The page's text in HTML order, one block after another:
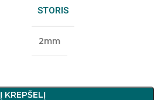
STORIS
2mm
Į KREPŠELĮ